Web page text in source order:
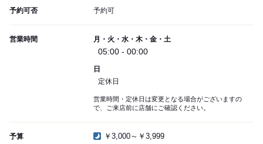
予約可否 予約可
営業時間 月・火・水・木・金・土
05:00 - 00:00
日
定休日
営業時間・定休日は変更となる場合がございますの
で、ご来店前に店舗にご確認ください。
予算 ￥3,000～￥3,999